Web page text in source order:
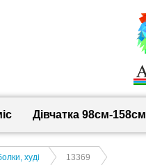
Дівчатка 98cм-158см
худі 13369